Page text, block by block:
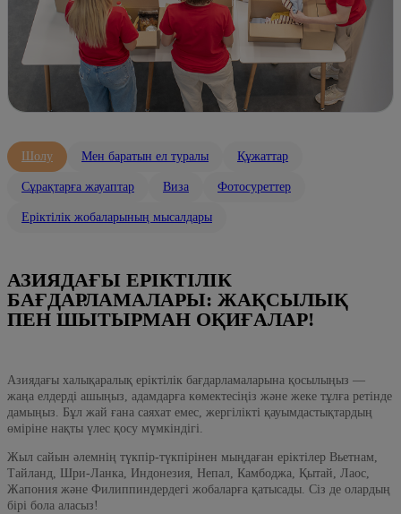
Шолу Мен баратын ел туралы Құжаттар
Сұрақтарға жауаптар Виза Фотосуреттер
Еріктілік жобаларының мысалдары
АЗИЯДАҒЫ ЕРІКТІЛІК
БАҒДАРЛАМАЛАРЫ: ЖАҚСЫЛЫҚ
ПЕН ШЫТЫРМАН ОҚИҒАЛАР!
Азиядағы халықаралық еріктілік бағдарламаларына қосылыңыз —
жаңа елдерді ашыңыз, адамдарға көмектесіңіз және жеке тұлға ретінде
дамыңыз. Бұл жай ғана саяхат емес, жергілікті қауымдастықтардың
өміріне нақты үлес қосу мүмкіндігі.
Жыл сайын әлемнің түкпір-түкпірінен мыңдаған еріктілер Вьетнам,
Тайланд, Шри-Ланка, Индонезия, Непал, Камбоджа, Қытай, Лаос,
Жапония және Филиппиндердегі жобаларға қатысады. Сіз де олардың
бірі бола аласыз!